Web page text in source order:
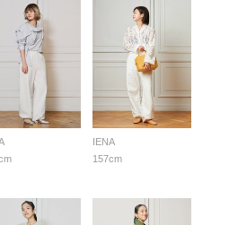
IENA
157cm